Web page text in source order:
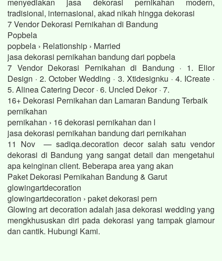
menyediakan jasa dekorasi pernikahan modern,
tradisional, internasional, akad nikah hingga dekorasi
7 Vendor Dekorasi Pernikahan di Bandung
Popbela
popbela › Relationship › Married
jasa dekorasi pernikahan bandung dari popbela
7 Vendor Dekorasi Pernikahan di Bandung · 1. Elior
Design · 2. October Wedding · 3. Xtidesignku · 4. ICreate ·
5. Alinea Catering Decor · 6. Uncled Dekor · 7.
16+ Dekorasi Pernikahan dan Lamaran Bandung Terbaik
pernikahan
pernikahan › 16 dekorasi pernikahan dan l
jasa dekorasi pernikahan bandung dari pernikahan
11 Nov — sadiqa.decoration decor salah satu vendor
dekorasi di Bandung yang sangat detail dan mengetahui
apa keinginan client. Beberapa area yang akan
Paket Dekorasi Pernikahan Bandung & Garut
glowingartdecoration
glowingartdecoration › paket dekorasi pern
Glowing art decoration adalah jasa dekorasi wedding yang
mengkhususkan diri pada dekorasi yang tampak glamour
dan cantik. Hubungi Kami.